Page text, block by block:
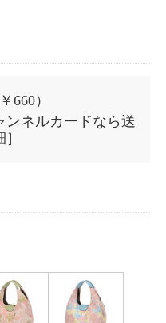
660）
ンネルカードなら送
］